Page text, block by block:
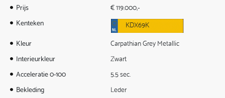
Prijs
€ 119.000,-
Kenteken
KDX69K
Kleur
Carpathian Grey Metallic
Interieurkleur
Zwart
Acceleratie 0-100
5.5 sec.
Bekleding
Leder